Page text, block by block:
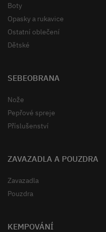
Boty
Opasky a rukavice
Ostatní oblečení
Dětské
SEBEOBRANA
Nože
Pepřové spreje
Příslušenství
ZAVAZADLA A POUZDRA
Zavazadla
Pouzdra
KEMPOVÁNÍ